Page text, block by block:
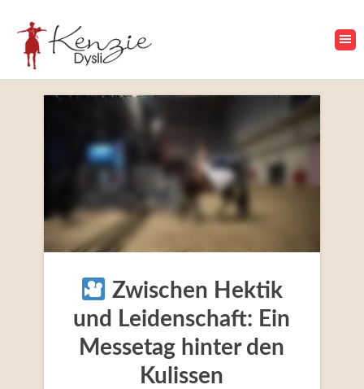
Zwischen Hektik
und Leidenschaft: Ein
Messetag hinter den
Kulissen